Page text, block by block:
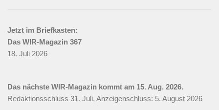
Jetzt im Briefkasten:
Das WIR-Magazin 367
18. Juli 2026
Das nächste WIR-Magazin kommt am 15. Aug. 2026.
Redaktionsschluss 31. Juli, Anzeigenschluss: 5. August 2026